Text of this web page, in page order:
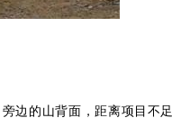
边的山背面，距离项目不足